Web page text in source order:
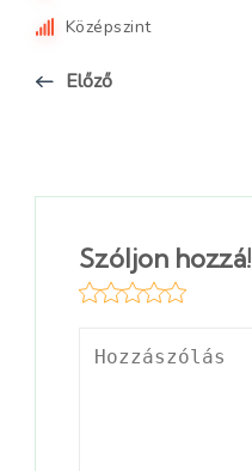
Középszint
Előző
Szóljon hozzá!